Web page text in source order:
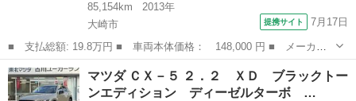
85,154km
2013年
大崎市
提携サイト 7月17日
■ 支払総額: 19.8万円 ■ 車両本体価格： 148,000 円 ■ メーカー
名： マツダ ■ 車種名： キャロルエコ ■ グレード名： ＥＣＯ
－Ｌ ワンオーナー キーレスキー ＥＴＣ Ａストップ ■ 排気
量： 660...
宮城 大崎市 その他
マツダ ＣＸ－５ ２．２ ＸＤ ブラックトー
ンエディション ディーゼルターボ …